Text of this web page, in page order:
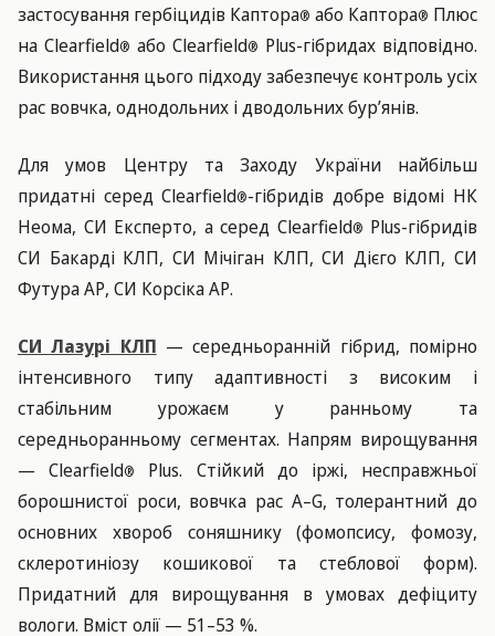
застосування гербіцидів Каптора® або Каптора® Плюс
на Clearfield® або Clearfield® Plus-гібридах відповідно.
Використання цього підходу забезпечує контроль усіх
рас вовчка, однодольних і дводольних бур’янів.
Для умов Центру та Заходу України найбільш
придатні серед Clearfield®-гібридів добре відомі НК
Неома, СИ Експерто, а серед Clearfield® Plus-гібридів
СИ Бакарді КЛП, СИ Мічіган КЛП, СИ Дієго КЛП, СИ
Футура АР, СИ Корсіка АР.
СИ Лазурі КЛП — середньоранній гібрид, помірно
інтенсивного типу адаптивності з високим і
стабільним урожаєм у ранньому та
середньоранньому сегментах. Напрям вирощування
— Clearfield®
Plus. Стійкий до іржі, несправжньої
борошнистої роси, вовчка рас A–G, толерантний до
основних хвороб соняшнику (фомопсису, фомозу,
склеротиніозу кошикової та стеблової форм).
Придатний для вирощування в умовах дефіциту
вологи. Вміст олії — 51–53 %.